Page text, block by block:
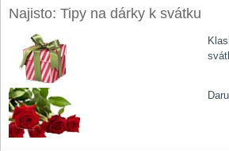
Najisto: Tipy na dárky k svátku